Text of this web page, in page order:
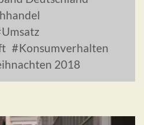
Umsatz
Konsumverhalten
2018